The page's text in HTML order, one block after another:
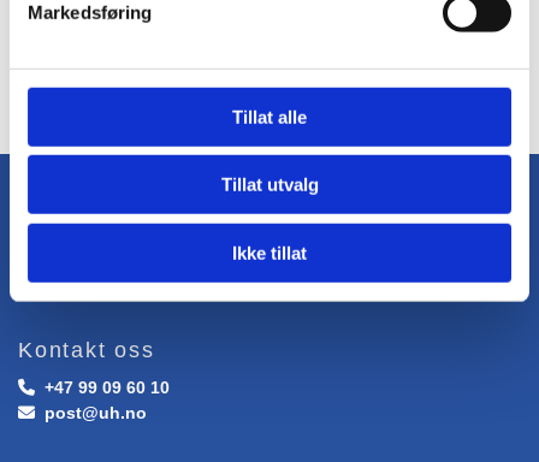
Markedsføring
Tillat alle
Tillat utvalg
Ikke tillat
Blikkenslager Ulf Hansen AS
3184 Borre
Kontakt oss
 +47 99 09 60 10
 post@uh.no